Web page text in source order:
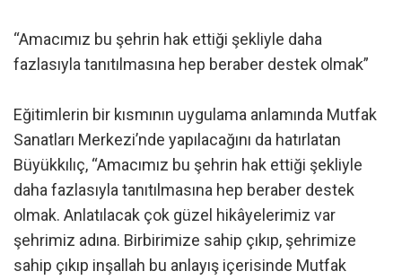
“Amacımız bu şehrin hak ettiği şekliyle daha
fazlasıyla tanıtılmasına hep beraber destek olmak”
Eğitimlerin bir kısmının uygulama anlamında Mutfak
Sanatları Merkezi’nde yapılacağını da hatırlatan
Büyükkılıç, “Amacımız bu şehrin hak ettiği şekliyle
daha fazlasıyla tanıtılmasına hep beraber destek
olmak. Anlatılacak çok güzel hikâyelerimiz var
şehrimiz adına. Birbirimize sahip çıkıp, şehrimize
sahip çıkıp inşallah bu anlayış içerisinde Mutfak